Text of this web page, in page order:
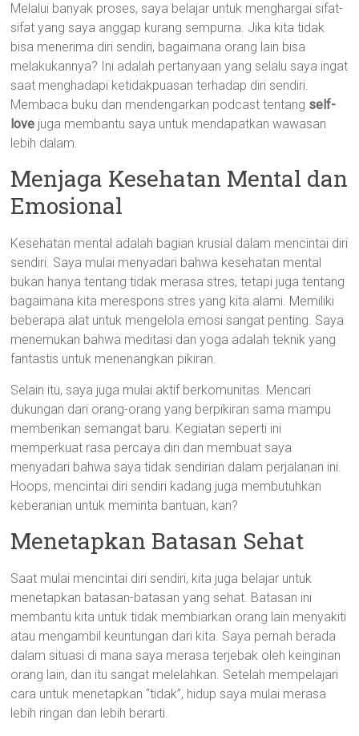
Melalui banyak proses, saya belajar untuk menghargai sifat-
sifat yang saya anggap kurang sempurna. Jika kita tidak
bisa menerima diri sendiri, bagaimana orang lain bisa
melakukannya? Ini adalah pertanyaan yang selalu saya ingat
saat menghadapi ketidakpuasan terhadap diri sendiri.
Membaca buku dan mendengarkan podcast tentang self-
love juga membantu saya untuk mendapatkan wawasan
lebih dalam.
Menjaga Kesehatan Mental dan
Emosional
Kesehatan mental adalah bagian krusial dalam mencintai diri
sendiri. Saya mulai menyadari bahwa kesehatan mental
bukan hanya tentang tidak merasa stres, tetapi juga tentang
bagaimana kita merespons stres yang kita alami. Memiliki
beberapa alat untuk mengelola emosi sangat penting. Saya
menemukan bahwa meditasi dan yoga adalah teknik yang
fantastis untuk menenangkan pikiran.
Selain itu, saya juga mulai aktif berkomunitas. Mencari
dukungan dari orang-orang yang berpikiran sama mampu
memberikan semangat baru. Kegiatan seperti ini
memperkuat rasa percaya diri dan membuat saya
menyadari bahwa saya tidak sendirian dalam perjalanan ini.
Hoops, mencintai diri sendiri kadang juga membutuhkan
keberanian untuk meminta bantuan, kan?
Menetapkan Batasan Sehat
Saat mulai mencintai diri sendiri, kita juga belajar untuk
menetapkan batasan-batasan yang sehat. Batasan ini
membantu kita untuk tidak membiarkan orang lain menyakiti
atau mengambil keuntungan dari kita. Saya pernah berada
dalam situasi di mana saya merasa terjebak oleh keinginan
orang lain, dan itu sangat melelahkan. Setelah mempelajari
cara untuk menetapkan “tidak”, hidup saya mulai merasa
lebih ringan dan lebih berarti.